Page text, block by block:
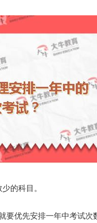
的科目。
要优先安排一年中考试次